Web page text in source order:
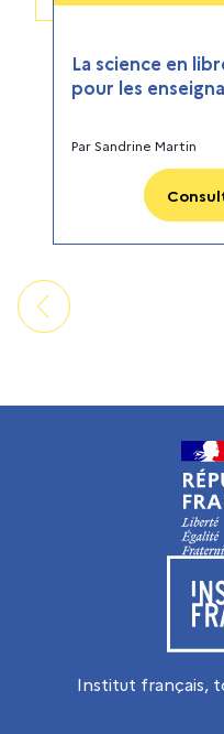
La science en
pour les
ParSandrine Martin
Visiter le
Institut français,